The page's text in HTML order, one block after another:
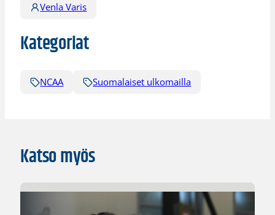
Venla Varis
Kategoriat
NCAA Suomalaiset ulkomailla
Katso myös